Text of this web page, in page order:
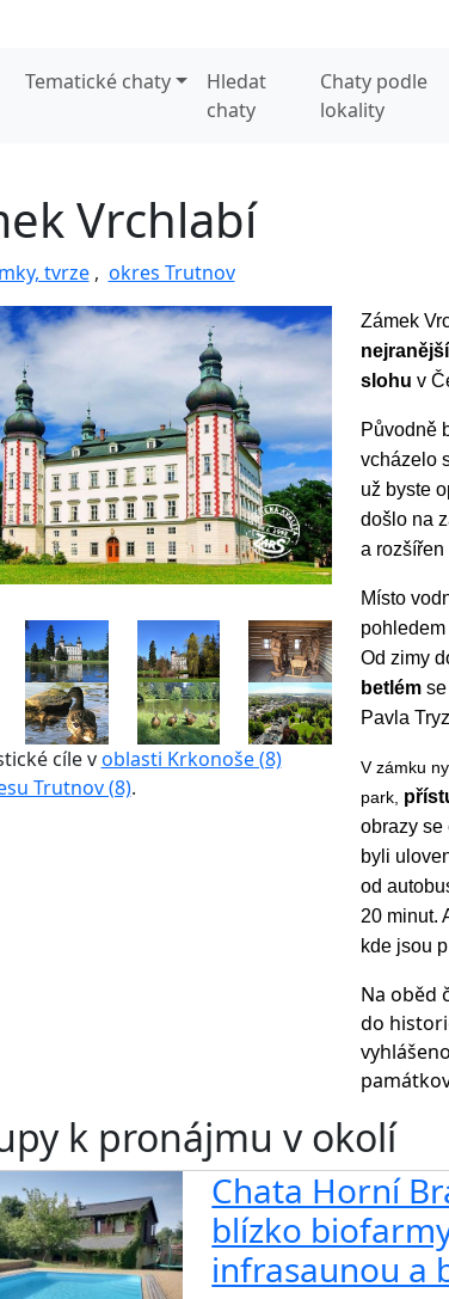
Tematické chaty
Hledat
chaty
Chaty podle
lokality
Vrchlabí
tvrze, okres Trutnov
cíle voblasti Krkonoše (8)
Trutnov (8).
Zámek
slohu v
Původně
vcházelo
už byste
došlo na
a rozšířen
Místo
pohledem
Od zimy
betlém
Pavla
V zámku
park,
obrazy se
byli
od
20 minut.
kde jsou
Na oběd
do
k pronájmu v okolí
Chata Horní
blízko
infrasaunou a